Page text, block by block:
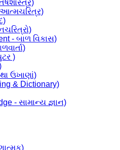
આત્મચરિત્ર)
- બાળ વિકાસ)
)
ઉખાણાં)
& Dictionary)
- સામાન્ય જ્ઞાન)